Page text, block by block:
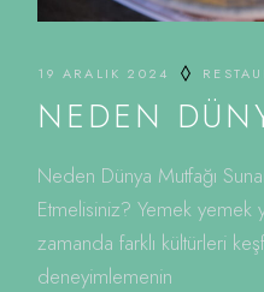
19 ARALIK 2024
NEDEN
Neden Dünya Mutfağı
Etmelisiniz? Yemek yemek
zamanda farklı kültürleri
deneyimlemenin